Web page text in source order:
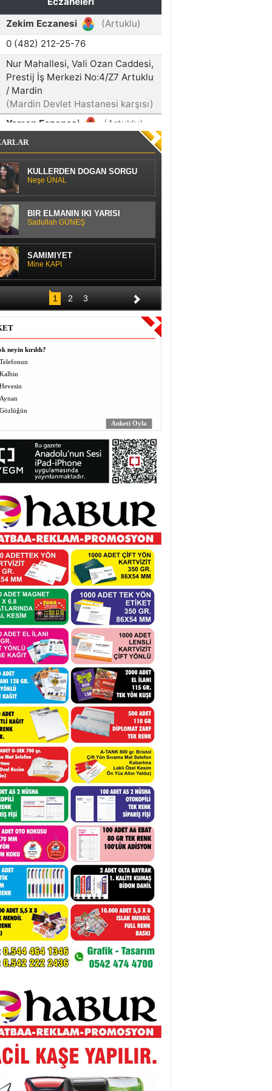
KÜLLERDEN DOĞAN SORGU
Neşe ÜNAL
BİR ELMANIN İKİ YARISI
Sadullah GÜNEŞ
SAMİMİYET
Mine KAPI
DÜĞÜNÜN ALKIŞI BİR GECE,
BORCU KAÇ YIL?
Halil EL
Vermek (Mahbo) ve Almak
(Masbo): Anlayış ve Bilinç
Mahabat İskenderoğlu
TAVUKLAR İŞLERİNİ İHMAL
EDİNCE
Mecit Akgül
1 2 3
neyin kırıldı?
Telefonun
Kalbin
Hevesin
Aynan
Gözlüğün